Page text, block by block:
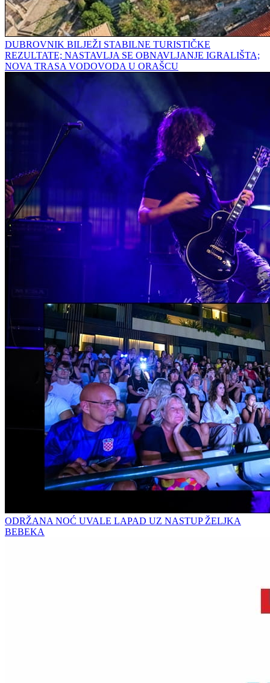
DUBROVNIK BILJEŽI STABILNE TURISTIČKE
REZULTATE; NASTAVLJA SE OBNAVLJANJE IGRALIŠTA;
NOVA TRASA VODOVODA U ORAŠCU
ODRŽANA NOĆ UVALE LAPAD UZ NASTUP ŽELJKA
BEBEKA